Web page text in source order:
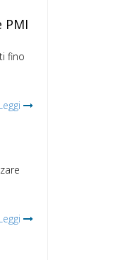
PMI
fino